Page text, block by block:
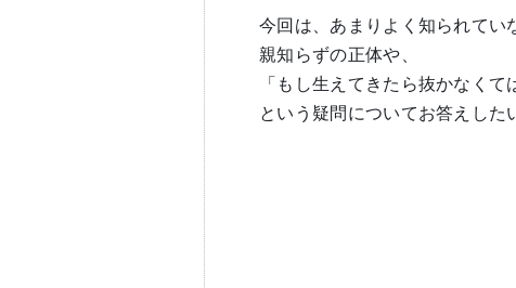
今回は、あまりよく知られてい
親知らずの正体や、
「もし生えてきたら抜かなくて
という疑問についてお答えした